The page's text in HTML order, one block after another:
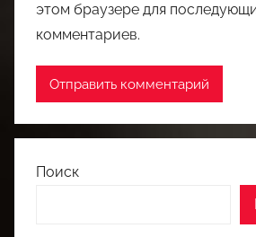
этом браузере для
комментариев.
Поиск